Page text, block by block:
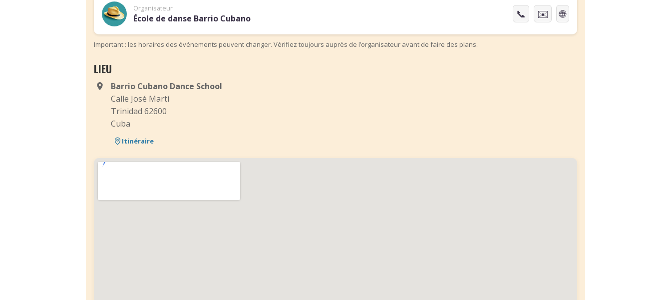
Organisateur
École de danse Barrio Cubano 📞 ✉️ 🌐
Important : les horaires des événements peuvent changer. Vérifiez toujours auprès de l’organisateur avant de faire des plans.
LIEU
Barrio Cubano Dance School
Calle José Martí
Trinidad 62600
Cuba
Itinéraire